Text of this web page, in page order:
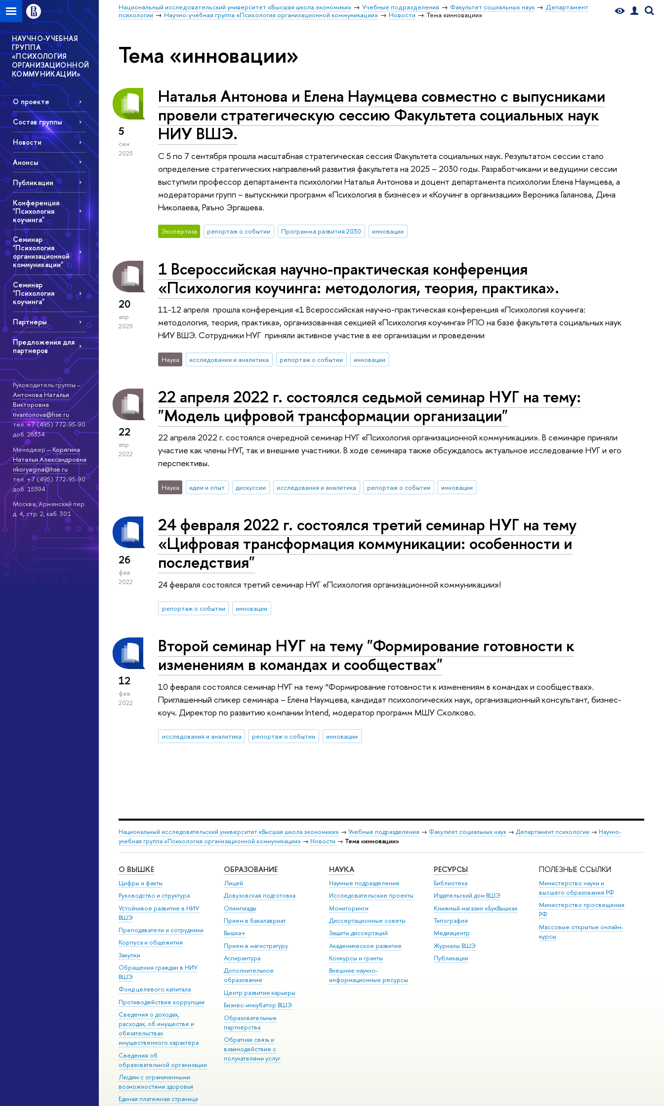
Национальный исследовательский университет «Высшая школа экономики» Учебные подразделения Факультет социальных наук
Департамент
психологии
Научно-учебная группа «Психология организационной коммуникации» Новости Тема «инновации»
НАУЧНО-УЧЕБНАЯ
ГРУППА
«ПСИХОЛОГИЯ
ОРГАНИЗАЦИОННОЙ
КОММУНИКАЦИИ»
О проекте
Состав группы
Новости
Анонсы
Публикации
Конференция
"Психология
коучинга"
Семинар
"Психология
организационной
коммуникации"
Семинар
"Психология
коучинга"
Партнеры
Предложения для
партнеров
Руководитель группы –
Антонова Наталья
Викторовна
nvantonova@hse.ru
тел. +7 (495) 772-95-90
доб. 26334
Менеджер –Корягина
Наталья Александровна
nkoryagina@hse.ru
тел. +7 (495) 772-95-90
доб. 15394
Москва, Армянский пер.
д. 4, стр. 2, каб. 301
Тема «инновации»
5
сен
2025
Наталья Антонова и Елена Наумцева совместно с выпусниками
провели стратегическую сессию Факультета социальных наук
НИУ ВШЭ.
С 5 по 7 сентября прошла масштабная стратегическая сессия Факультета социальных наук. Результатом сессии стало
определение стратегических направлений развития факультета на 2025 – 2030 годы. Разработчиками и ведущими сессии
выступили профессор департамента психологии Наталья Антонова и доцент департамента психологии Елена Наумцева, а
модераторами групп – выпускники программ «Психология в бизнесе» и «Коучинг в организации» Вероника Галанова, Дина
Николаева, Раъно Эргашева.
Экспертиза репортаж о событии Программа развития 2030 инновации
20
апр
2025
1 Всероссийская научно-практическая конференция
«Психология коучинга: методология, теория, практика».
11-12 апреля прошла конференция «1 Всероссийская научно-практическая конференция «Психология коучинга:
методология, теория, практика», организованная секцией «Психология коучинга» РПО на базе факультета социальных наук
НИУ ВШЭ. Сотрудники НУГ приняли активное участие в ее организации и проведении
Наука исследования и аналитика репортаж о событии инновации
22
апр
2022
22 апреля 2022 г. состоялся седьмой семинар НУГ на тему:
"Модель цифровой трансформации организации"
22 апреля 2022 г. состоялся очередной семинар НУГ «Психология организационной коммуникации». В семинаре приняли
участие как члены НУГ, так и внешние участники. В ходе семинара также обсуждалось актуальное исследование НУГ и его
перспективы.
Наука идеи и опыт дискуссии исследования и аналитика репортаж о событии инновации
26
фев
2022
24 февраля 2022 г. состоялся третий семинар НУГ на тему
«Цифровая трансформация коммуникации: особенности и
последствия"
24 февраля состоялся третий семинар НУГ «Психология организационной коммуникации»!
репортаж о событии инновации
12
фев
2022
Второй семинар НУГ на тему "Формирование готовности к
изменениям в командах и сообществах"
10 февраля состоялся семинар НУГ на тему “Формирование готовности к изменениям в командах и сообществах».
Приглашенный спикер семинара – Елена Наумцева, кандидат психологических наук, организационный консультант, бизнес-
коуч. Директор по развитию компании Intend, модератор программ МШУ Сколково.
исследования и аналитика репортаж о событии инновации
Национальный исследовательский университет «Высшая школа экономики» → Учебные подразделения → Факультет социальных наук → Департамент психологии → Научно-
учебная группа «Психология организационной коммуникации» → Новости → Тема «инновации»
О ВЫШКЕ
Цифры и факты
Руководство и структура
Устойчивое развитие в НИУ
ВШЭ
Преподаватели и сотрудники
Корпуса и общежития
Закупки
Обращения граждан в НИУ
ВШЭ
Фонд целевого капитала
Противодействие коррупции
Сведения о доходах,
расходах, об имуществе и
обязательствах
имущественного характера
Сведения об
образовательной организации
Людям с ограниченными
возможностями здоровья
Единая платежная страница
ОБРАЗОВАНИЕ
Лицей
Довузовская подготовка
Олимпиады
Прием в бакалавриат
Вышка+
Прием в магистратуру
Аспирантура
Дополнительное
образование
Центр развития карьеры
Бизнес-инкубатор ВШЭ
Образовательные
партнерства
Обратная связь и
взаимодействие с
получателями услуг
НАУКА
Научные подразделения
Исследовательские проекты
Мониторинги
Диссертационные советы
Защиты диссертаций
Академическое развитие
Конкурсы и гранты
Внешние научно-
информационные ресурсы
РЕСУРСЫ
Библиотека
Издательский дом ВШЭ
Книжный магазин «БукВышка»
Типография
Медиацентр
Журналы ВШЭ
Публикации
ПОЛЕЗНЫЕ ССЫЛКИ
Министерство науки и
высшего образования РФ
Министерство просвещения
РФ
Массовые открытые онлайн-
курсы